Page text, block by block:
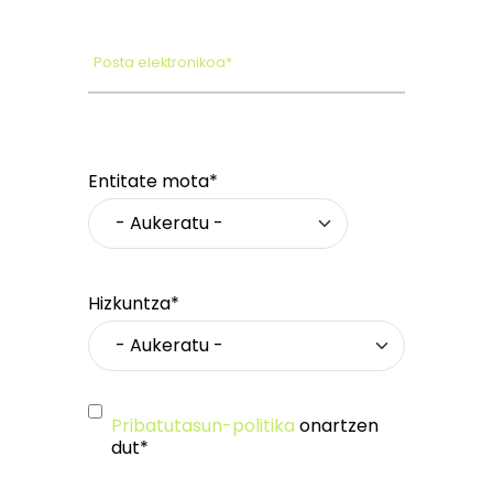
Posta elektronikoa*
Entitate mota*
Hizkuntza*
Pribatutasun-politika onartzen
dut*